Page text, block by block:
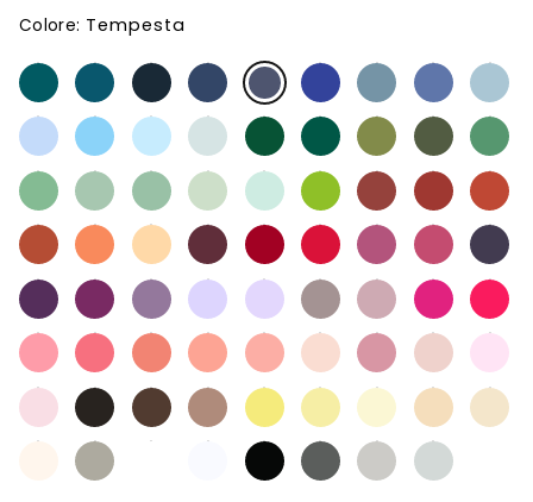
Colore: Tempesta